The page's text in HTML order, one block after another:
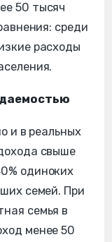
50 тысяч
среди
расходы
и в реальных
свыше
одиноких
семей. При
семья в
менее 50